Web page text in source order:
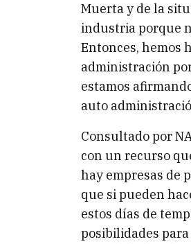
Muerta y de la
industria porque
Entonces, hemos
administración
estamos
auto
Consultado por
con un recurso
hay empresas de
que si pueden
estos días de
posibilidades